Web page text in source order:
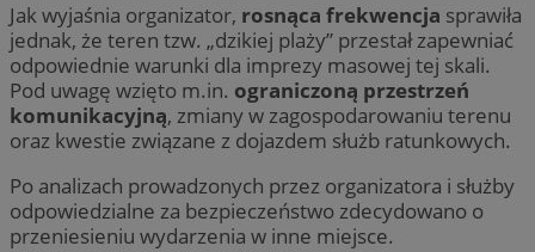
Jak wyjaśnia organizator, rosnąca frekwencja sprawiła
jednak, że teren tzw. „dzikiej plaży” przestał zapewniać
odpowiednie warunki dla imprezy masowej tej skali.
Pod uwagę wzięto m.in. ograniczoną przestrzeń
komunikacyjną, zmiany w zagospodarowaniu terenu
oraz kwestie związane z dojazdem służb ratunkowych.
Po analizach prowadzonych przez organizatora i służby
odpowiedzialne za bezpieczeństwo zdecydowano o
przeniesieniu wydarzenia w inne miejsce.